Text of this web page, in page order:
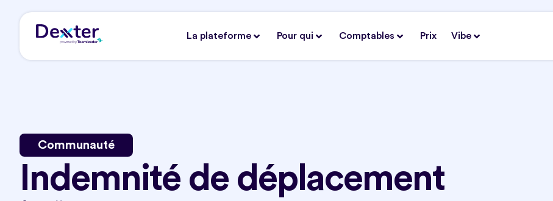
La plateforme Pour qui Comptables Prix Vibe
Communauté
Indemnité de déplacement